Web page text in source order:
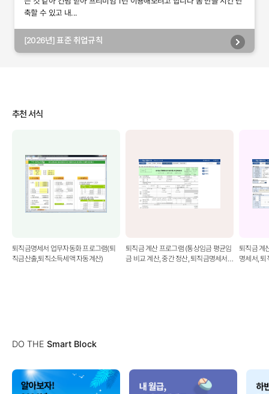
축할 수 있고 내...
[2026년] 표준 취업규칙
추천 서식
퇴직금명세서 업무자동화 프로그램(퇴
직금산출,퇴직소득세액 자동계산)
퇴직금 계산 프로그램 (통상임금 평균임
금 비교 계산, 중간 정산, 퇴직금명세서,
퇴직금 계
명세서, 퇴
DO THE Smart Block